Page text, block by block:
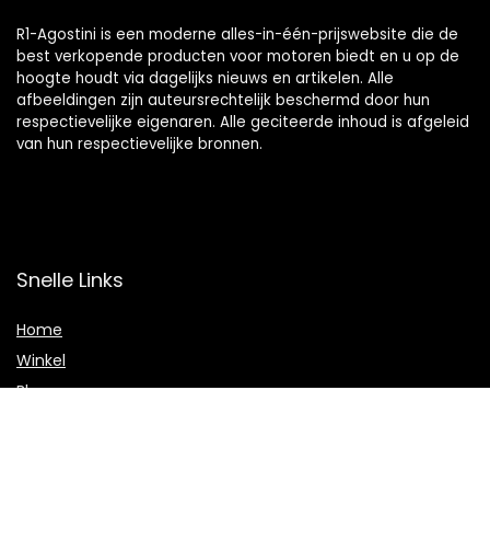
R1-Agostini is een moderne alles-in-één-prijswebsite die de
best verkopende producten voor motoren biedt en u op de
hoogte houdt via dagelijks nieuws en artikelen. Alle
afbeeldingen zijn auteursrechtelijk beschermd door hun
respectievelijke eigenaren. Alle geciteerde inhoud is afgeleid
van hun respectievelijke bronnen.
Snelle Links
Home
Winkel
Blogs